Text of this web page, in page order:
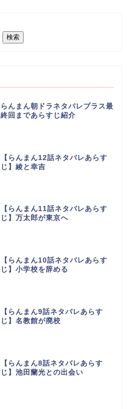
検索
らんまん朝ドラネタバレプラス最
終回まであらすじ紹介
【らんまん12話ネタバレあらす
じ】綾と幸吉
【らんまん11話ネタバレあらす
じ】万太郎が東京へ
【らんまん10話ネタバレあらす
じ】小学校を辞める
【らんまん9話ネタバレあらす
じ】名教館が廃校
【らんまん8話ネタバレあらす
じ】池田蘭光との出会い